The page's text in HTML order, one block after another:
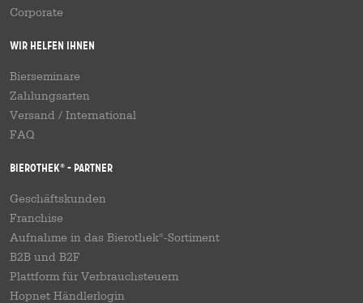
Corporate
Wir helfen Ihnen
Bierseminare
Zahlungsarten
Versand / International
FAQ
Bierothek® - Partner
Geschäftskunden
Franchise
Aufnahme in das Bierothek®-Sortiment
B2B und B2F
Plattform für Verbrauchsteuern
Hopnet Händlerlogin